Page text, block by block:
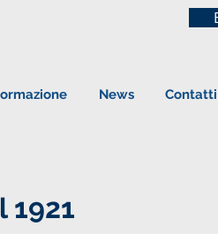
News Contatti
1921